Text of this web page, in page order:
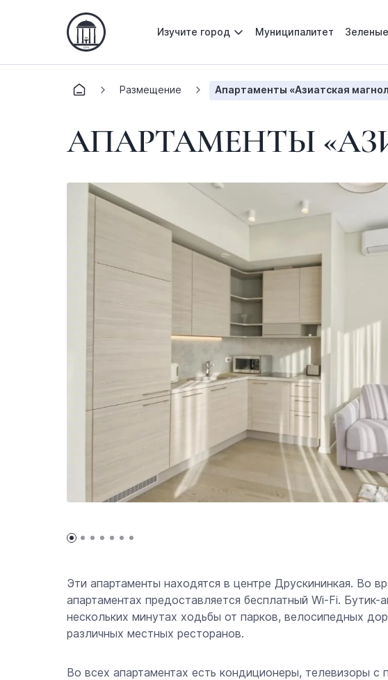
Изучите город Муниципалитет
Размещение Апартаменты «Азиатская
АПАРТАМЕНТЫ
Эти апартаменты находятся в центре Друскининкая. Во
апартаментах предоставляется бесплатный Wi-Fi. Бутик-
нескольких минутах ходьбы от парков, велосипедных
различных местных ресторанов.
Во всех апартаментах есть кондиционеры, телевизоры